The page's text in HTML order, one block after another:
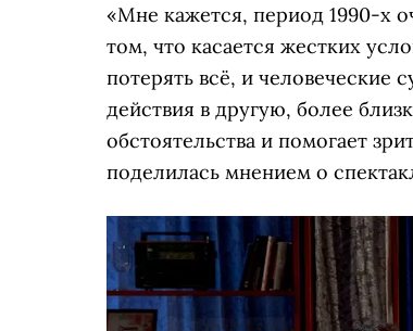
«Мне кажется, период 1990-х
том, что касается жестких
потерять всё, и человеческие
действия в другую, более
обстоятельства и помогает
поделилась мнением о